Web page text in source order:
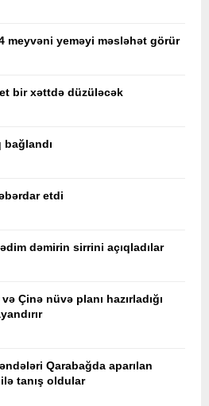
meyvəni yeməyi məsləhət görür
bir xəttdə düzüləcək
bağlandı
etdi
dəmirin sirrini açıqladılar
Çinə nüvə planı hazırladığı
Qarabağda aparılan
tanış oldular